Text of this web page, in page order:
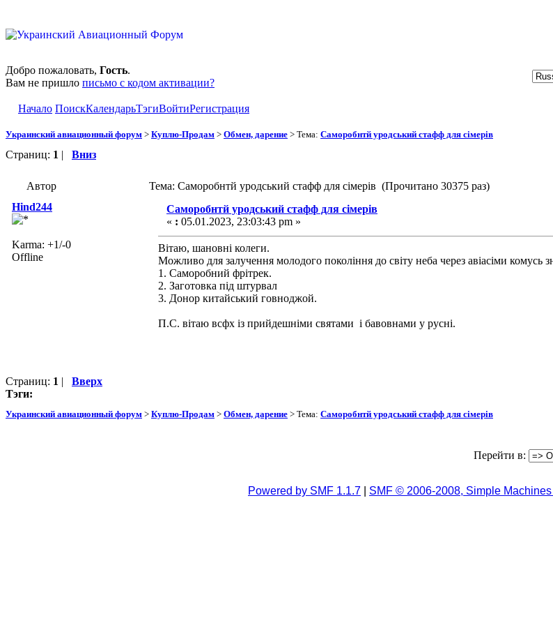
Добро пожаловать, Гость.
Вам не пришло письмо с кодом активации?
Начало ПоискКалендарьТэгиВойтиРегистрация
Украинский авиационный форум > Куплю-Продам > Обмен, дарение > Тема: Саморобнтй уродський стафф для сімерів
Страниц: 1 | Вниз
Автор
Тема: Саморобнтй уродський стафф для сімерів (Прочитано 30375 раз)
Hind244
Karma: +1/-0
Offline
Саморобнтй уродський стафф для сімерів
« : 05.01.2023, 23:03:43 pm »
Вітаю, шановні колеги.
Можливо для залучення молодого покоління до світу неба через авіасіми
1. Саморобний фрітрек.
2. Заготовка під штурвал
3. Донор китайський говноджой.
П.С. вітаю всфх із прийдешніми святами і бавовнами у русні.
Страниц: 1 | Вверх
Тэги:
Украинский авиационный форум > Куплю-Продам > Обмен, дарение > Тема: Саморобнтй уродський стафф для сімерів
Перейти в:
Powered by SMF 1.1.7 SMF © 2006-2008, Simple